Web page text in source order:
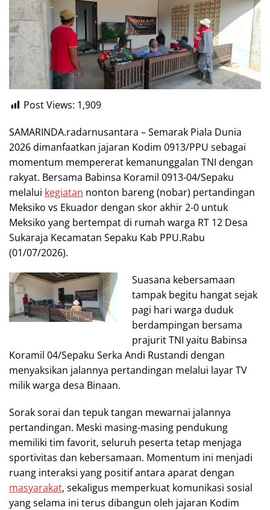
Post Views: 1,909
SAMARINDA.radarnusantara – Semarak Piala Dunia
2026 dimanfaatkan jajaran Kodim 0913/PPU sebagai
momentum mempererat kemanunggalan TNI dengan
rakyat. Bersama Babinsa Koramil 0913-04/Sepaku
melalui kegiatan nonton bareng (nobar) pertandingan
Meksiko vs Ekuador dengan skor akhir 2-0 untuk
Meksiko yang bertempat di rumah warga RT 12 Desa
Sukaraja Kecamatan Sepaku Kab PPU.Rabu
(01/07/2026).
Suasana kebersamaan
tampak begitu hangat sejak
pagi hari warga duduk
berdampingan bersama
prajurit TNI yaitu Babinsa
Koramil 04/Sepaku Serka Andi Rustandi dengan
menyaksikan jalannya pertandingan melalui layar TV
milik warga desa Binaan.
Sorak sorai dan tepuk tangan mewarnai jalannya
pertandingan. Meski masing-masing pendukung
memiliki tim favorit, seluruh peserta tetap menjaga
sportivitas dan kebersamaan. Momentum ini menjadi
ruang interaksi yang positif antara aparat dengan
masyarakat, sekaligus memperkuat komunikasi sosial
yang selama ini terus dibangun oleh jajaran Kodim